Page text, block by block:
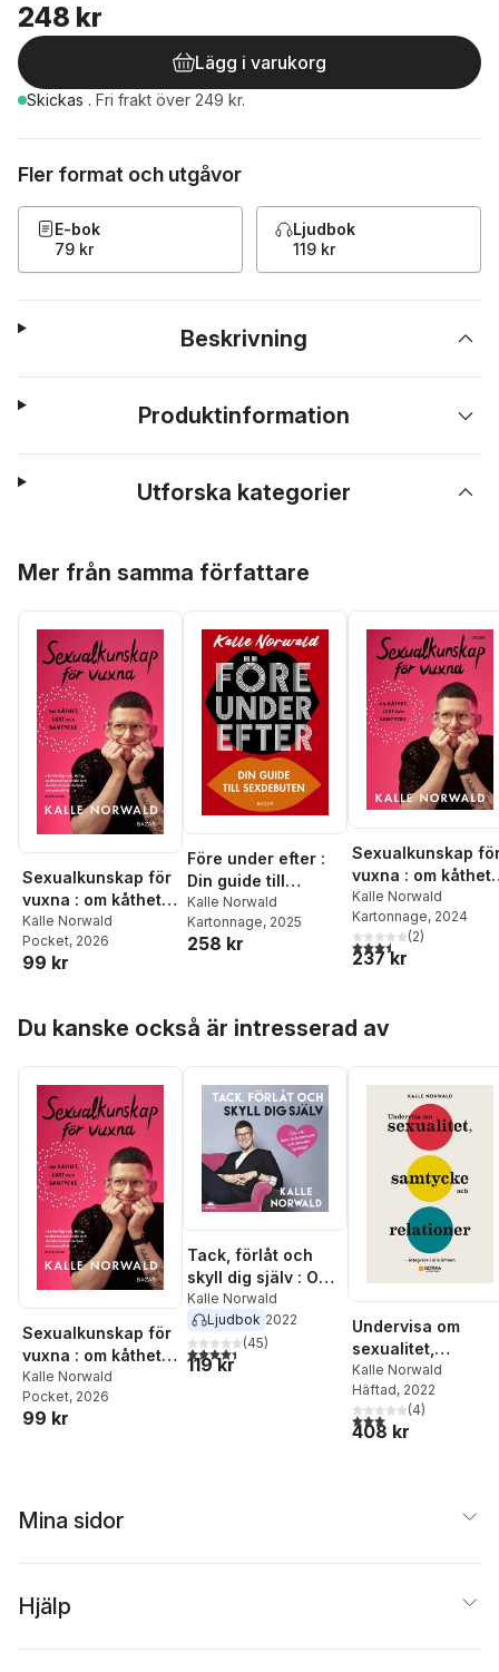
248 kr
Lägg i varukorg
Skickas . Fri frakt över 249 kr.
Fler format och utgåvor
E-bok
79 kr
Ljudbok
119 kr
Beskrivning
Produktinformation
Utforska kategorier
Mer från samma författare
Sexualkunskap för
vuxna : om kåthet,
lust och samtycke
Kalle Norwald
Pocket, 2026
99 kr
Före under efter :
Din guide till
sexdebuten
Kalle Norwald
Kartonnage, 2025
258 kr
Sexualkunskap
vuxna : om kåthet,
lust och samtycke
Kalle Norwald
Kartonnage, 2024
3,5utav 5 stjärnor.
(2)
237 kr
Du kanske också är intresserad av
Sexualkunskap för
vuxna : om kåthet,
lust och samtycke
Kalle Norwald
Pocket, 2026
99 kr
Tack, förlåt och
skyll dig själv : Om
att leva
tillsammans och
kanske lyckligt
Kalle Norwald
Ljudbok 2022
4,4utav 5 stjärnor. Totalt antal röster:
(45)
119 kr
Undervisa om
sexualitet,
samtycke och
relationer :
Integrera i alla
ämnen
Kalle Norwald
Häftad, 2022
3,0utav 5 stjärnor.
(4)
408 kr
Mina sidor
Hjälp